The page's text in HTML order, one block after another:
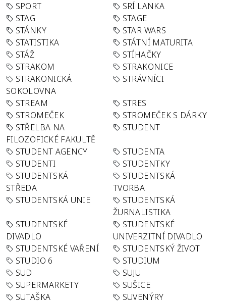
SPORT
SRÍ LANKA
STAG
STAGE
STÁNKY
STAR WARS
STATISTIKA
STÁTNÍ MATURITA
STÁŽ
STÍHAČKY
STRAKOM
STRAKONICE
STRAKONICKÁ
SOKOLOVNA
STRÁVNÍCI
STREAM
STRES
STROMEČEK
STROMEČEK S DÁRKY
STŘELBA NA
FILOZOFICKÉ FAKULTĚ
STUDENT
STUDENT AGENCY
STUDENTA
STUDENTI
STUDENTKY
STUDENTSKÁ
STŘEDA
STUDENTSKÁ
TVORBA
STUDENTSKÁ UNIE
STUDENTSKÁ
ŽURNALISTIKA
STUDENTSKÉ
DIVADLO
STUDENTSKÉ
UNIVERZITNÍ DIVADLO
STUDENTSKÉ VAŘENÍ
STUDENTSKÝ ŽIVOT
STUDIO 6
STUDIUM
SUD
SUJU
SUPERMARKETY
SUŠICE
SUTAŠKA
SUVENÝRY